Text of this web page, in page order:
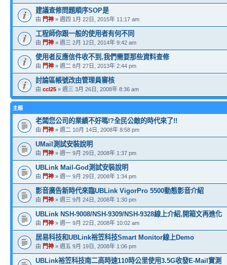
建議查修問題順序SOP是
由 門神 » 週四 1月 22日, 2015年 11:17 am
工程師你跟一般的使用者有何不同
由 門神 » 週三 2月 12日, 2014年 9:42 am
使用者反應信件收不到,我們需要那些資料查修
由 門神 » 週二 8月 27日, 2013年 2:44 pm
討論區帳號改由管理員審核
由 ccl25 » 週三 3月 26日, 2008年 8:36 am
主題
老闆您公司的業績不好嗎!?全民公敵的時代來了!!
由 門神 » 週二 10月 14日, 2008年 8:58 pm
UMail測試安裝說明
由 門神 » 週一 9月 29日, 2008年 1:37 pm
UBLink Mail-God測試安裝說明
由 門神 » 週一 9月 29日, 2008年 1:34 pm
影音廣告新時代來臨UBLink VigorPro 5500動態影音介紹
由 門神 » 週三 9月 24日, 2008年 1:30 pm
UBLink NSH-9008/NSH-9309/NSH-9328線上介紹,開箱文再進化
由 門神 » 週一 9月 22日, 2008年 10:02 am
居易科技和UBLink裕笠科技Smart Monitor線上Demo
由 門神 » 週五 9月 19日, 2008年 1:06 pm
UBLink裕笠科技南二高時速110時公里使用3.5G收發E-Mail實測